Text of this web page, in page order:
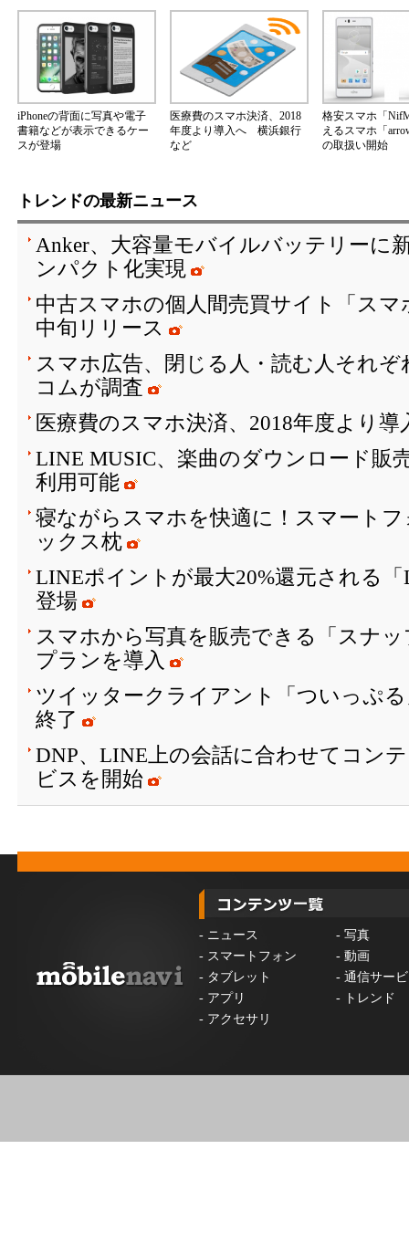
iPhoneの背面に写真や電子
書籍などが表示できるケー
スが登場
医療費のスマホ決済、2018
年度より導入へ 横浜銀行
など
格安スマホ「
えるスマホ「
の取扱い開始
トレンドの最新ニュース
Anker、大容量モバイルバッテリー
ンパクト化実現
中古スマホの個人間売買サイト「ス
中旬リリース
スマホ広告、閉じる人・読む人それ
コムが調査
医療費のスマホ決済、2018年度より
LINE MUSIC、楽曲のダウンロード
利用可能
寝ながらスマホを快適に！スマート
ックス枕
LINEポイントが最大20%還元される
登場
スマホから写真を販売できる「スナ
プランを導入
ツイッタークライアント「ついっぷ
終了
DNP、LINE上の会話に合わせてコン
ビスを開始
- ニュース - 写真
- スマートフォン - 動画
- タブレット - 通信サー
- アプリ -
トレンド
- アクセサリ